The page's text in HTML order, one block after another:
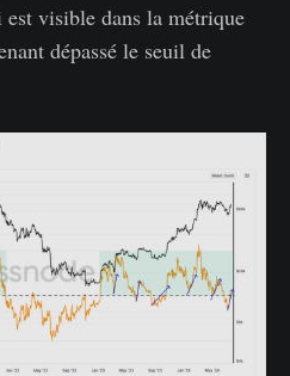
visible dans la métrique
dépassé le seuil de